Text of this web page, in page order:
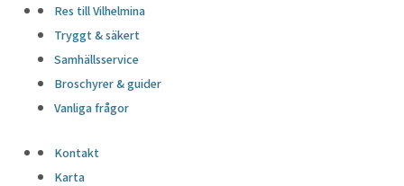
Res till Vilhelmina
Tryggt & säkert
Samhällsservice
Broschyrer & guider
Vanliga frågor
Kontakt
Karta